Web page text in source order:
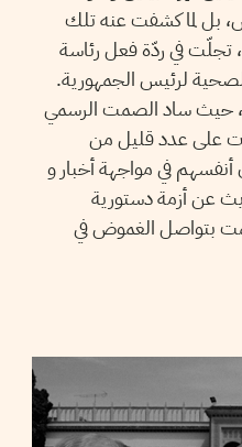
بل لما كشفت عنه تلك
تجلّت في ردّة فعل رئاسة
لرئيس الجمهورية.
حيث ساد الصمت الرسمي
على عدد قليل من
أنفسهم في مواجهة أخبار و
عن أزمة دستورية
بتواصل الغموض في